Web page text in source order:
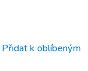
Přidat k oblíbeným